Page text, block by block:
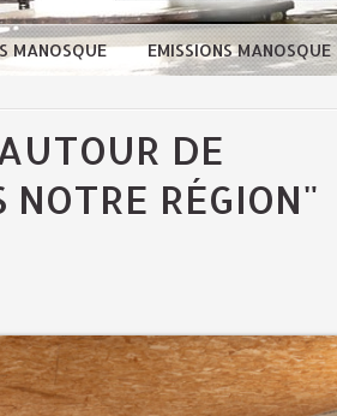
MANOSQUE EMISSIONS MANOSQUE
DE
RÉGION"